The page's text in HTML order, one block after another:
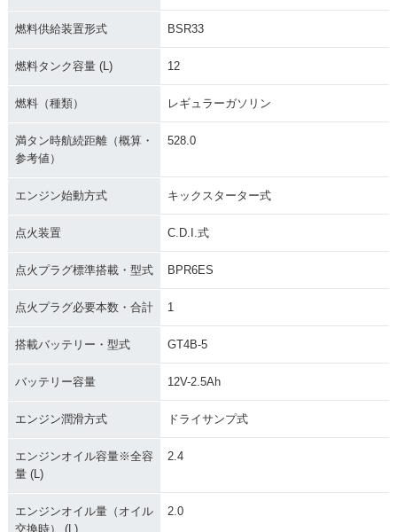
1991年 SR400・カ
1988年 SR400・マ
1985年 SR400・マ
7周年記念モデル・
特別・限定仕様
イナーチェンジ
1982年 SR400・特
別・限定仕様
1980年 SR400SP・
燃料供給装置形式 BSR33
燃料タンク容量 (L) 12
燃料（種類） レギュラーガソリン
満タン時航続距離（概算・
参考値）
528.0
エンジン始動方式 キックスターター式
点火装置 C.D.I.式
点火プラグ標準搭載・型式 BPR6ES
点火プラグ必要本数・合計 1
搭載バッテリー・型式 GT4B-5
バッテリー容量 12V-2.5Ah
エンジン潤滑方式 ドライサンプ式
エンジンオイル容量※全容
量 (L)
2.4
エンジンオイル量（オイル
交換時） (L)
2.0